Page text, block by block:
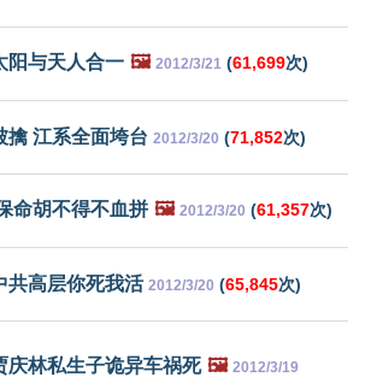
阳与天人合一 🖼️ 2012/3/21 (61,699次)
擒 江系全面垮台 2012/3/20 (71,852次)
命胡不得不血拼 🖼️ 2012/3/20 (61,357次)
共高层你死我活 2012/3/20 (65,845次)
庆林私生子诡异车祸死 🖼️ 2012/3/19